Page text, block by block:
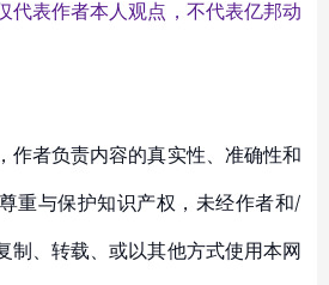
代表作者本人观点，不代表亿邦动
作者负责内容的真实性、准确性和
重与保护知识产权，未经作者和/
制、转载、或以其他方式使用本网